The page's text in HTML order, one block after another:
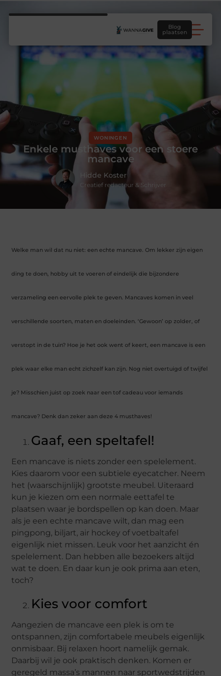
Blog
plaatsen
WONINGEN
Enkele musthaves voor een stoere
mancave
Hidde Koster
Creatief redacteur & Schrijver
Welke man wil dat nu niet: een echte mancave. Om lekker zijn eigen
ding te doen, hobby uit te voeren of eindelijk die bijzondere
verzameling een eervolle plek te geven. Mancaves komen in veel
verschillende soorten, maten en doeleinden. ‘Gewoon’ op zolder, of
verstopt in de tuin? Hoe je het ook went of keert, een mancave is een
plek waar elke man echt zichzelf kan zijn. Nog niet overtuigd of twijfel
je? Misschien juist op zoek naar een tof cadeau voor iemands
mancave? Denk dan zeker aan deze 4 musthaves!
Gaaf, een speltafel!
Een mancave is niets zonder een spelelement.
Kies daarom voor een subtiele eyecatcher. Neem
het (waarschijnlijk) grootste meubel. Uiteraard
kun je kiezen om een normale eettafel te
plaatsen waar je bordspellen op kan doen. Maar
als je een echte mancave wilt, dan mag een
pingpong, biljart, air hockey of voetbaltafel
eigenlijk niet missen. Leuk voor het aanzicht én
spelelement. Dan hebben alle bezoekers altijd
wat te doen. En daar kun je ook prima aan eten,
toch?
Kies voor comfort
Aangezien de mancave een plek is om te
ontspannen, zijn comfortabele meubels eigenlijk
onmisbaar. Bij relaxen hoort namelijk gemak.
Daarbij wil je ook praktisch denken. Komen er
geregeld massa’s mannen naar sportwedstrijden